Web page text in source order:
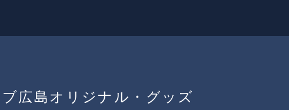
広島オリジナル・グッズ